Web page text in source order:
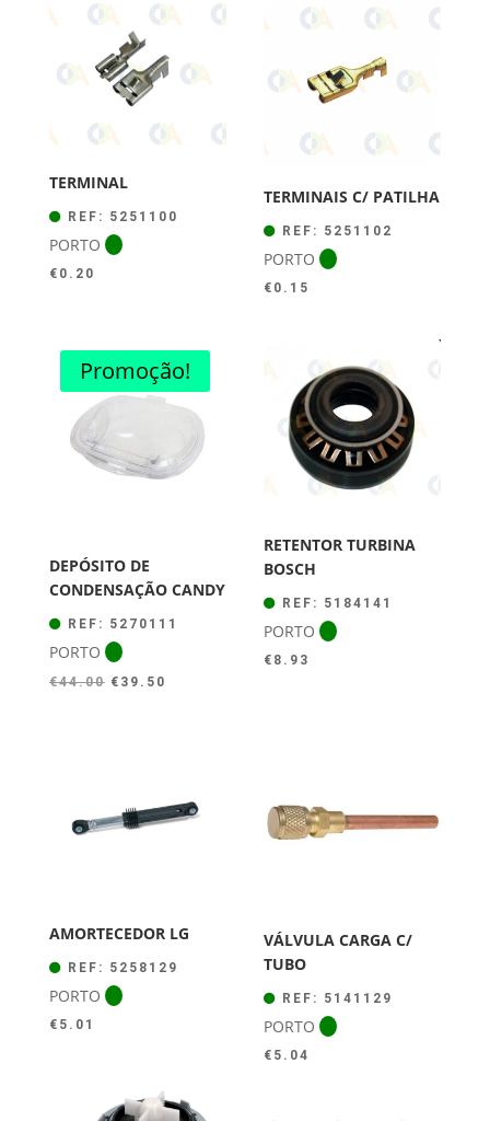
TERMINAL
REF: 5251100
PORTO
€ 0.20
TERMINAIS C/ PATILHA
REF: 5251102
PORTO
€ 0.15
Promoção!
DEPÓSITO DE
CONDENSAÇÃO CANDY
REF: 5270111
PORTO
€44.00 O
€ 39.50
RETENTOR TURBINA
BOSCH
REF: 5184141
PORTO
€ 8.93
AMORTECEDOR LG
REF: 5258129
PORTO
€ 5.01
VÁLVULA CARGA C/
TUBO
REF: 5141129
PORTO
€ 5.04